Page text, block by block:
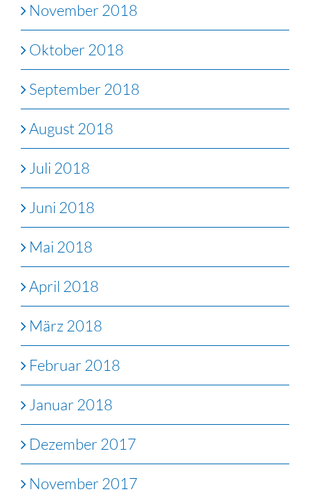
November 2018
Oktober 2018
September 2018
August 2018
Juli 2018
Juni 2018
Mai 2018
April 2018
März 2018
Februar 2018
Januar 2018
Dezember 2017
November 2017